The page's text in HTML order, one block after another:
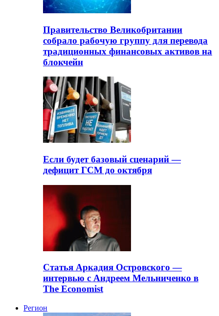
Правительство Великобритании
собрало рабочую группу для перевода
традиционных финансовых активов на
блокчейн
Если будет базовый сценарий —
дефицит ГСМ до октября
Статья Аркадия Островского —
интервью с Андреем Мельниченко в
The Economist
Регион